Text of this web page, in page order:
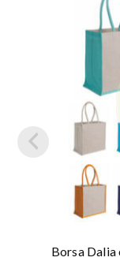
Borsa